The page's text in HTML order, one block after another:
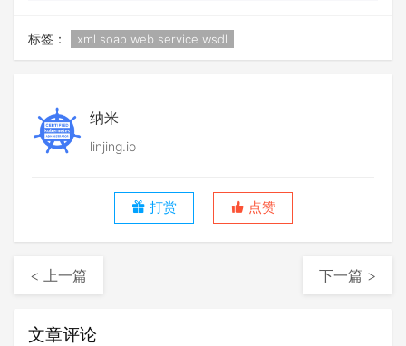
标签： xml soap web service wsdl
纳米
linjing.io
打赏 点赞
< 上一篇 下一篇 >
文章评论